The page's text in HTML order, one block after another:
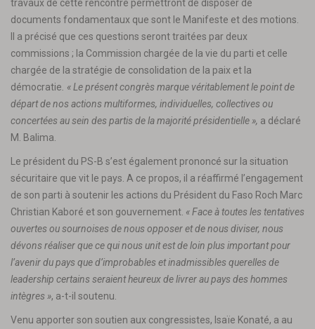
travaux de cette rencontre permettront de disposer de
documents fondamentaux que sont le Manifeste et des motions.
Il a précisé que ces questions seront traitées par deux
commissions ; la Commission chargée de la vie du parti et celle
chargée de la stratégie de consolidation de la paix et la
démocratie . « Le présent congrès marque véritablement le point de
départ de nos actions multiformes, individuelles, collectives ou
concertées au sein des partis de la majorité présidentielle », a déclaré
M. Balima.
Le président du PS-B s’est également prononcé sur la situation
sécuritaire que vit le pays. A ce propos, il a réaffirmé l’engagement
de son parti à soutenir les actions du Président du Faso Roch Marc
Christian Kaboré et son gouvernement. « Face à toutes les tentatives
ouvertes ou sournoises de nous opposer et de nous diviser, nous
dévons réaliser que ce qui nous unit est de loin plus important pour
l’avenir du pays que d’improbables et inadmissibles querelles de
leadership certains seraient heureux de livrer au pays des hommes
intègres », a-t-il soutenu.
Venu apporter son soutien aux congressistes, Isaïe Konaté, a au